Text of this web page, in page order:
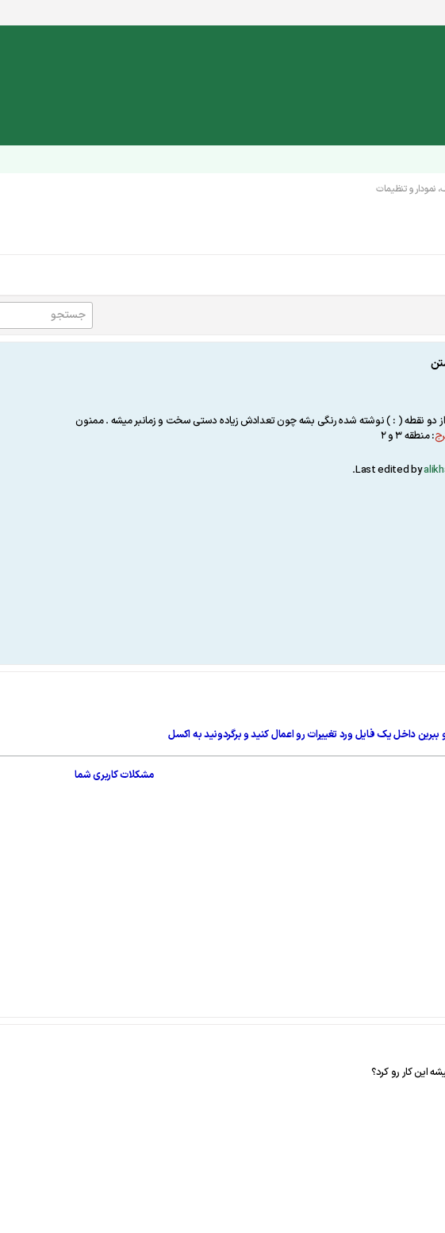
نمودار و تنظیمات
دو نقطه ( : ) نوشته شده رنگی بشه چون تعدادش زیاده دستی سخت و زمانبر میشه . ممنون
: منطقه 3 و 2
Last edited by
.
ببرین داخل یک فایل ورد تغییرات رو اعمال کنید و برگردونید به اکسل
مشکلات کاربری شما
این کار رو کرد؟